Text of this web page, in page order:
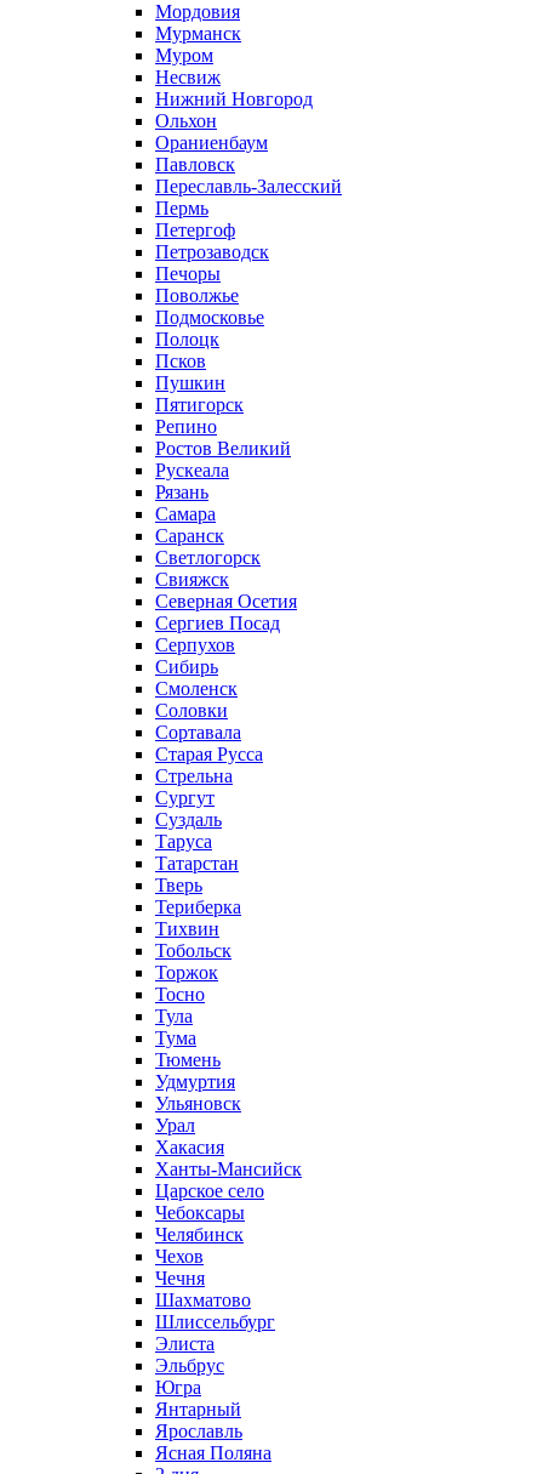
Мордовия
Мурманск
Муром
Несвиж
Нижний Новгород
Ольхон
Ораниенбаум
Павловск
Переславль-Залесский
Пермь
Петергоф
Петрозаводск
Печоры
Поволжье
Подмосковье
Полоцк
Псков
Пушкин
Пятигорск
Репино
Ростов Великий
Рускеала
Рязань
Самара
Саранск
Светлогорск
Свияжск
Северная Осетия
Сергиев Посад
Серпухов
Сибирь
Смоленск
Соловки
Сортавала
Старая Русса
Стрельна
Сургут
Суздаль
Таруса
Татарстан
Тверь
Териберка
Тихвин
Тобольск
Торжок
Тосно
Тула
Тума
Тюмень
Удмуртия
Ульяновск
Урал
Хакасия
Ханты-Мансийск
Царское село
Чебоксары
Челябинск
Чехов
Чечня
Шахматово
Шлиссельбург
Элиста
Эльбрус
Югра
Янтарный
Ярославль
Ясная Поляна